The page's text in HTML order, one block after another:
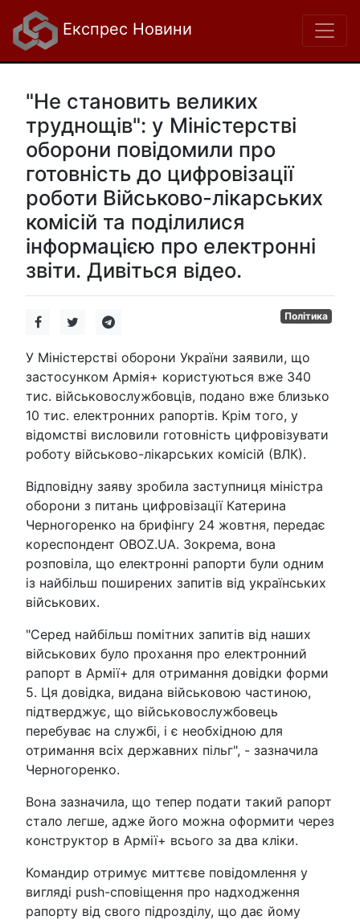
Експрес Новини
"Не становить великих
труднощів": у Міністерстві
оборони повідомили про
готовність до цифровізації
роботи Військово-лікарських
комісій та поділилися
інформацією про електронні
звіти. Дивіться відео.
Політика
У Міністерстві оборони України заявили, що
застосунком Армія+ користуються вже 340
тис. військовослужбовців, подано вже близько
10 тис. електронних рапортів. Крім того, у
відомстві висловили готовність цифровізувати
роботу військово-лікарських комісій (ВЛК).
Відповідну заяву зробила заступниця міністра
оборони з питань цифровізації Катерина
Черногоренко на брифінгу 24 жовтня, передає
кореспондент OBOZ.UA. Зокрема, вона
розповіла, що електронні рапорти були одним
із найбільш поширених запитів від українських
військових.
"Серед найбільш помітних запитів від наших
військових було прохання про електронний
рапорт в Армії+ для отримання довідки форми
5. Ця довідка, видана військовою частиною,
підтверджує, що військовослужбовець
перебуває на службі, і є необхідною для
отримання всіх державних пільг", - зазначила
Черногоренко.
Вона зазначила, що тепер подати такий рапорт
стало легше, адже його можна оформити через
конструктор в Армії+ всього за два кліки.
Командир отримує миттєве повідомлення у
вигляді push-сповіщення про надходження
рапорту від свого підрозділу, що дає йому